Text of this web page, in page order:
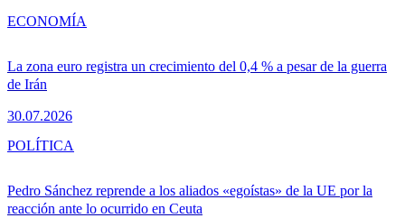
La zona euro registra un crecimiento del 0,4 % a pesar de la guerra
de Irán
30.07.2026
ECONOMÍA
Pedro Sánchez reprende a los aliados «egoístas» de la UE por la
reacción ante lo ocurrido en Ceuta
POLÍTICA